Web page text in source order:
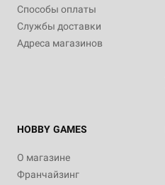
Способы оплаты
Службы доставки
Адреса магазинов
HOBBY GAMES
О магазине
Франчайзинг